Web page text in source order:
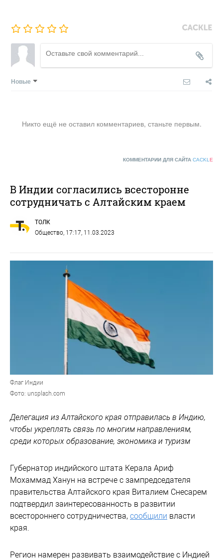
Новые
Никто ещё не оставил комментариев, станьте первым.
КОММЕНТАРИИ ДЛЯ САЙТА CACKL E
В Индии согласились всесторонне
сотрудничать с Алтайским краем
ТОЛК
Общество , 17:17, 11.03.2023
Флаг Индии
Фото: unsplash.com
Делегация из Алтайского края отправилась в Индию,
чтобы укреплять связь по многим направлениям,
среди которых образование, экономика и туризм
Губернатор индийского штата Керала Ариф
Мохаммад Ханун на встрече с зампредседателя
правительства Алтайского края Виталием Снесарем
подтвердил заинтересованность в развитии
всестороннего сотрудничества, сообщили власти
края.
Регион намерен развивать взаимодействие с Индией